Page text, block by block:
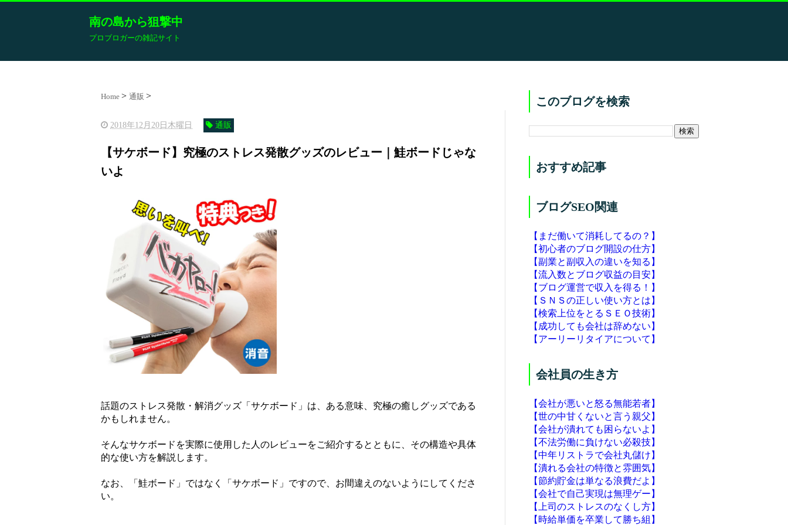
南の島から狙撃中
プロブロガーの雑記サイト
Home 通販
2018年12月20日木曜日 通販
【サケボード】究極のストレス発散グッズのレビュー｜鮭ボードじゃな
いよ
話題のストレス発散・解消グッズ「サケボード」は、ある意味、究極の癒しグッズである
かもしれません。
そんなサケボードを実際に使用した人のレビューをご紹介するとともに、その構造や具体
的な使い方を解説します。
なお、「鮭ボード」ではなく「サケボード」ですので、お間違えのないようにしてくださ
い。
このブログを検索
おすすめ記事
ブログSEO関連
【まだ働いて消耗してるの？】
【初心者のブログ開設の仕方】
【副業と副収入の違いを知る】
【流入数とブログ収益の目安】
【ブログ運営で収入を得る！】
【ＳＮＳの正しい使い方とは】
【検索上位をとるＳＥＯ技術】
【成功しても会社は辞めない】
【アーリーリタイアについて】
会社員の生き方
【会社が悪いと怒る無能若者】
【世の中甘くないと言う親父】
【会社が潰れても困らないよ】
【不法労働に負けない必殺技】
【中年リストラで会社丸儲け】
【潰れる会社の特徴と雰囲気】
【節約貯金は単なる浪費だよ】
【会社で自己実現は無理ゲー】
【上司のストレスのなくし方】
【時給単価を卒業して勝ち組】